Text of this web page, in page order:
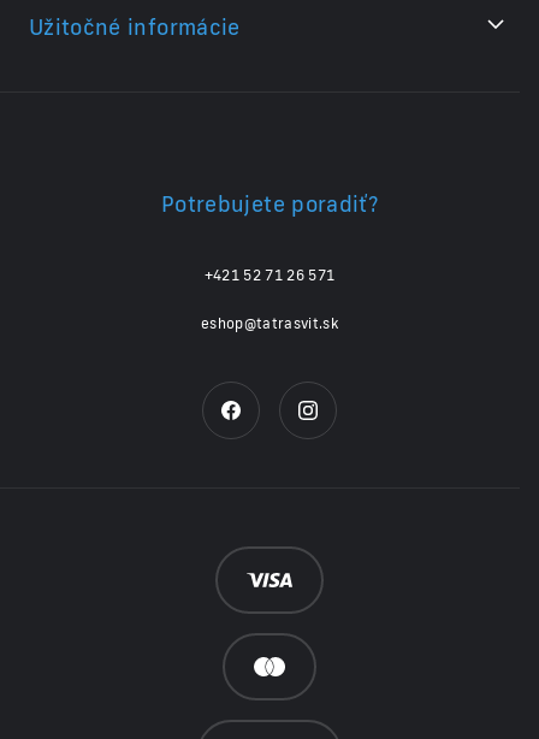
Užitočné informácie
Potrebujete poradiť?
+421 52 71 26 571
eshop@tatrasvit.sk